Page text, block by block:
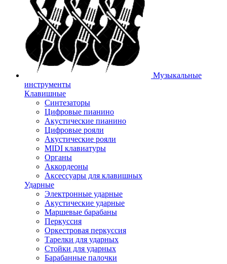
Музыкальные
инструменты
Клавишные
Синтезаторы
Цифровые пианино
Акустические пианино
Цифровые рояли
Акустические рояли
MIDI клавиатуры
Органы
Аккордеоны
Аксессуары для клавишных
Ударные
Электронные ударные
Акустические ударные
Маршевые барабаны
Перкуссия
Оркестровая перкуссия
Тарелки для ударных
Стойки для ударных
Барабанные палочки